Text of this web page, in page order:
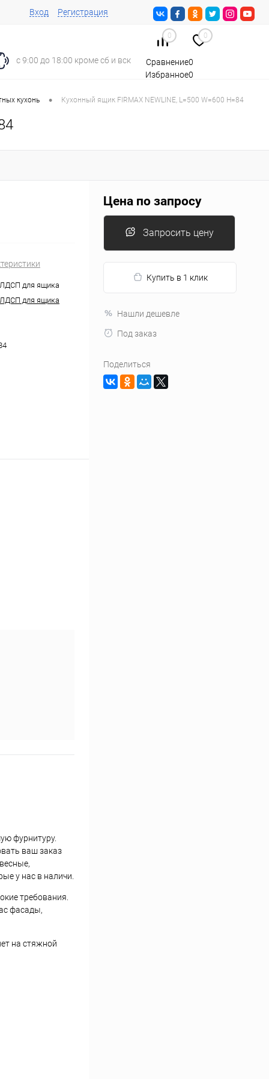
Вход Регистрация
с 9:00 до 18:00 кроме сб и вск
0 0
Сравнение0
Избранное0
кухонь • Кухонный ящик FIRMAX NEWLINE, L=500 W=600 H=84
для ящика
для ящика
фурнитуру.
ваш заказ
у нас в наличи.
требования.
фасады,
на стяжной
Цена по запросу
Запросить цену
Купить в 1 клик
Нашли дешевле
Под заказ
Поделиться